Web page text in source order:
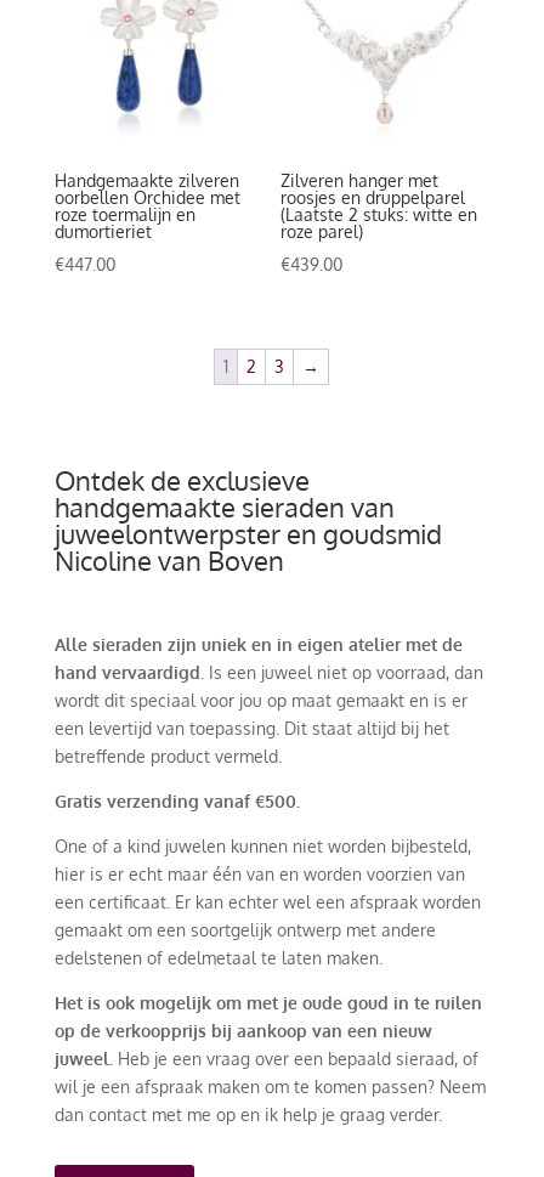
Handgemaakte zilveren
oorbellen Orchidee met
roze toermalijn en
dumortieriet
€447.00
Zilveren hanger met
roosjes en druppelparel
(Laatste 2 stuks: witte en
roze parel)
€439.00
1 2 3 →
Ontdek de exclusieve
handgemaakte sieraden van
juweelontwerpster en goudsmid
Nicoline van Boven
Alle sieraden zijn uniek en in eigen atelier met de
hand vervaardigd . Is een juweel niet op voorraad, dan
wordt dit speciaal voor jou op maat gemaakt en is er
een levertijd van toepassing. Dit staat altijd bij het
betreffende product vermeld.
Gratis verzending vanaf €500.
One of a kind juwelen kunnen niet worden bijbesteld,
hier is er echt maar één van en worden voorzien van
een certificaat. Er kan echter wel een afspraak worden
gemaakt om een soortgelijk ontwerp met andere
edelstenen of edelmetaal te laten maken.
Het is ook mogelijk om met je oude goud in te ruilen
op de verkoopprijs bij aankoop van een nieuw
juweel. Heb je een vraag over een bepaald sieraad, of
wil je een afspraak maken om te komen passen? Neem
dan contact met me op en ik help je graag verder.